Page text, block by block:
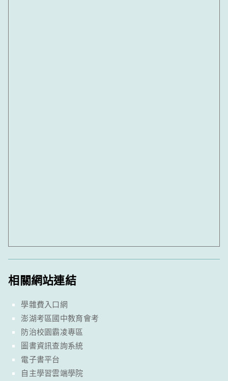
相關網站連結
學雜費入口網
澎湖考區國中教育會考
防治校園霸凌專區
圖書資訊查詢系統
電子書平台
自主學習雲端學院